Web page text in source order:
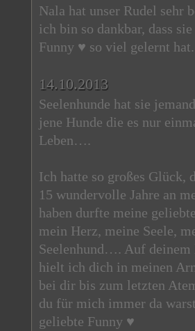
Nala hat unser Rudel sehr
ich bin so dankbar, dass
Funny ♥ so viel gelernt hat.
14.10.2013
Seelenhunde hat sie
jene Hunde die es nur
Leben….
Ich hatte so großes Glück,
15 wundervolle Jahre an
haben durfte meine
mein Herz, meine Seele,
Seelenhund…. Auf deinem
hielt ich dich in meinen
bei dir bis zum letzten
du für mich immer da
geliebte Funny ♥